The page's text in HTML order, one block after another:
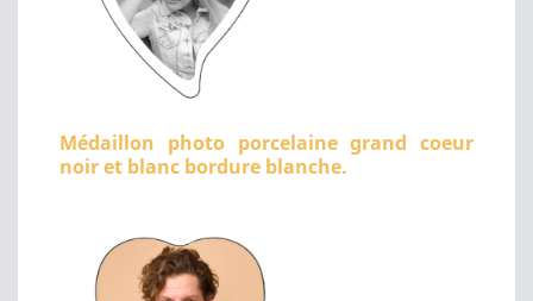
Médaillon photo porcelaine grand coeur
noir et blanc bordure blanche.